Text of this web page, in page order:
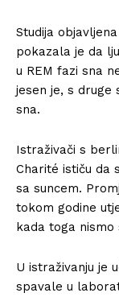
Studija
pokazala je da
u REM fazi sna
jesen je, s druge
sna.
Istraživači s
Charité ističu da
sa suncem.
tokom godine
kada toga nismo
U istraživanju je
spavale u